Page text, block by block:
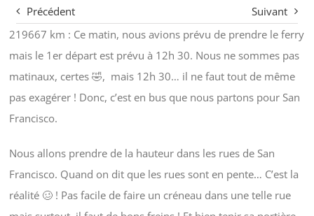
Précédent
Suivant
219667 km : Ce matin, nous avions prévu de prendre le ferry
mais le 1er départ est prévu à 12h 30. Nous ne sommes pas
matinaux, certes 🤣, mais 12h 30… il ne faut tout de même
pas exagérer ! Donc, c’est en bus que nous partons pour San
Francisco.
Nous allons prendre de la hauteur dans les rues de San
Francisco. Quand on dit que les rues sont en pente… C’est la
réalité 🥴 ! Pas facile de faire un créneau dans une telle rue